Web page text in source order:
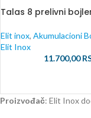
Talas 8 prelivni
Elit inox, Akumulacioni
Elit Inox
11.700,00
Proizvođač: Elit Inox